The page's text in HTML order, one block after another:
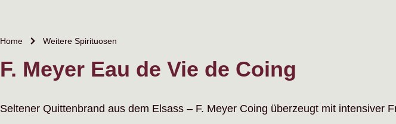
Home Weitere Spirituosen
F. Meyer Eau de Vie de Coing
Seltener Quittenbrand aus dem Elsass – F. Meyer Coing überzeugt mit intensiver